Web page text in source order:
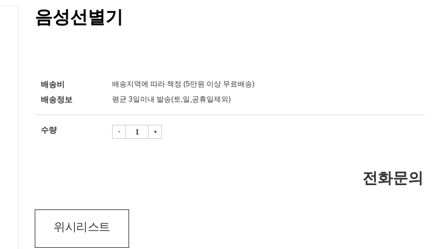
음성선별기
배송비 배송지역에 따라 책정 (5만원 이상 무료배송)
배송정보 평균 3일이내 발송(토,일,공휴일제외)
수량 - +
전화문의
위시리스트